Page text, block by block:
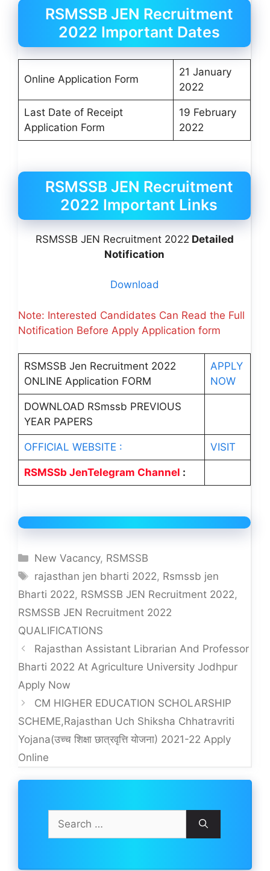
RSMSSB JEN Recruitment
2022 Important Dates
Online Application Form
21 January
2022
Last Date of Receipt
Application Form
19 February
2022
RSMSSB JEN Recruitment
2022 Important Links
RSMSSB JEN Recruitment 2022 Detailed
Notification
Download
Note: Interested Candidates Can Read the Full
Notification Before Apply Application form
RSMSSB Jen Recruitment 2022
ONLINE Application FORM
APPLY
NOW
DOWNLOAD RSmssb PREVIOUS
YEAR PAPERS
OFFICIAL WEBSITE : VISIT
RSMSSb JenTelegram Channel :
Categories
New Vacancy, RSMSSB
Tags
rajasthan jen bharti 2022, Rsmssb jen
Bharti 2022, RSMSSB JEN Recruitment 2022,
RSMSSB JEN Recruitment 2022
QUALIFICATIONS
Rajasthan Assistant Librarian And Professor
Bharti 2022 At Agriculture University Jodhpur
Apply Now
CM HIGHER EDUCATION SCHOLARSHIP
SCHEME,Rajasthan Uch Shiksha Chhatravriti
Yojana(उच्च शिक्षा छात्रवृत्ति योजना) 2021-22 Apply
Online
Search
for: